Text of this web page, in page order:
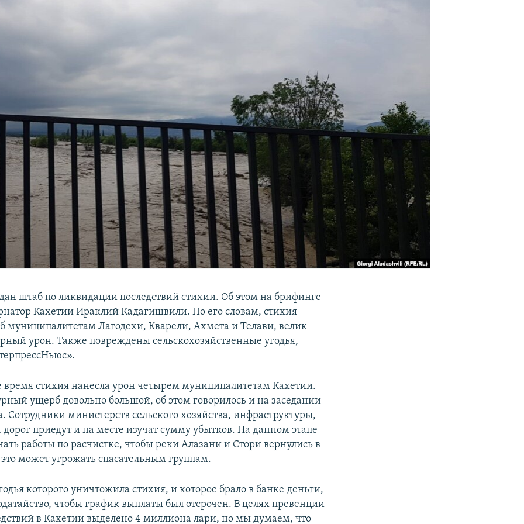
штаб по ликвидации последствий стихии. Об этом на брифинге
Кахетии Ираклий Кадагишвили. По его словам, стихия
муниципалитетам Лагодехи, Кварели, Ахмета и Телави, велик
урон. Также повреждены сельскохозяйственные угодья,
время стихия нанесла урон четырем муниципалитетам Кахетии.
ущерб довольно большой, об этом говорилось и на заседании
Сотрудники министерств сельского хозяйства, инфраструктуры,
приедут и на месте изучат сумму убытков. На данном этапе
работы по расчистке, чтобы реки Алазани и Стори вернулись в
это может угрожать спасательным группам.
которого уничтожила стихия, и которое брало в банке деньги,
чтобы график выплаты был отсрочен. В целях превенции
в Кахетии выделено 4 миллиона лари, но мы думаем, что